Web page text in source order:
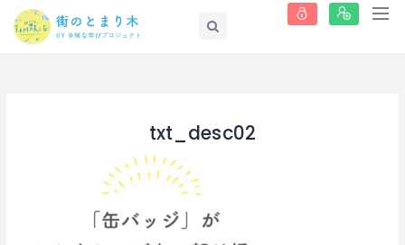
txt_desc02